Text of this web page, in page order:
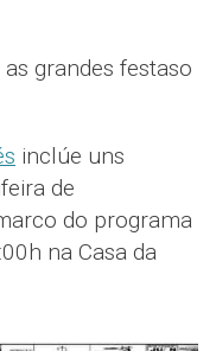
grandes festaso
inclúe uns
de
do programa
na Casa da